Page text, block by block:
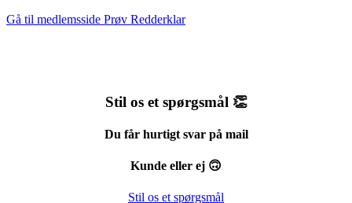
Gå til medlemsside Prøv Redderklar
Stil os et spørgsmål 👏
Du får hurtigt svar på mail
Kunde eller ej 🙃
Stil os et spørgsmål